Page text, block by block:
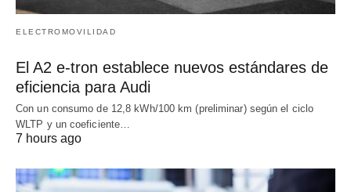
ELECTROMOVILIDAD
El A2 e-tron establece nuevos estándares de
eficiencia para Audi
Con un consumo de 12,8 kWh/100 km (preliminar) según el ciclo
WLTP y un coeficiente…
7 hours ago